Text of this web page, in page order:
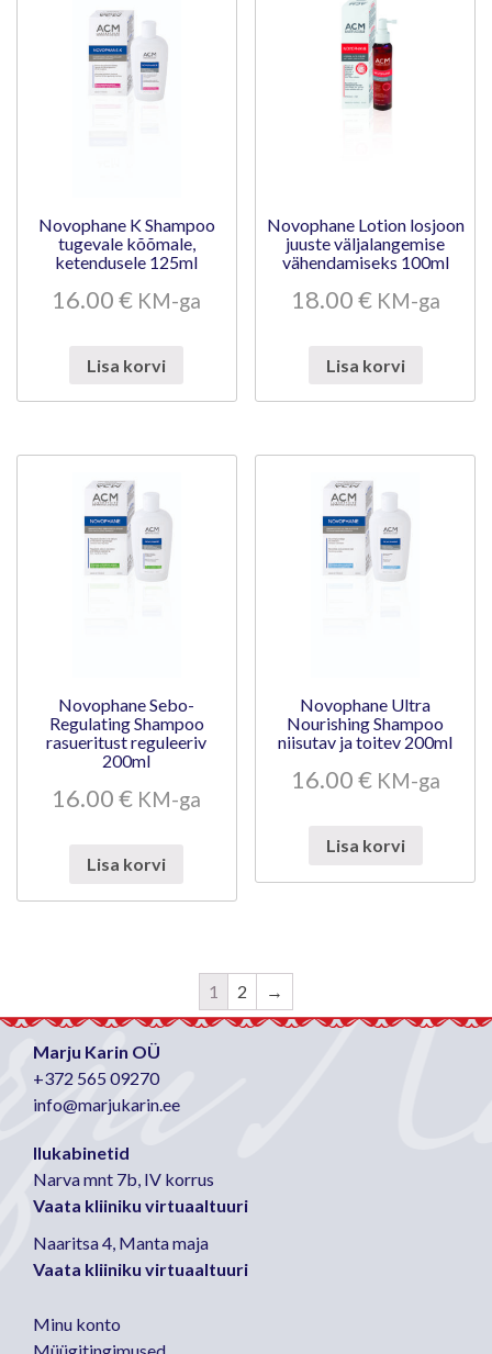
Novophane K Shampoo
tugevale kõõmale,
ketendusele 125ml
16.00€ KM-ga
Lisa korvi
Novophane Lotion losjoon
juuste väljalangemise
vähendamiseks 100ml
18.00€ KM-ga
Lisa korvi
Novophane Sebo-
Regulating Shampoo
rasueritust reguleeriv
200ml
16.00€ KM-ga
Lisa korvi
Novophane Ultra
Nourishing Shampoo
niisutav ja toitev 200ml
16.00€ KM-ga
Lisa korvi
1 2 →
Marju Karin OÜ
+372 565 09270
info@marjukarin.ee
Ilukabinetid
Narva mnt 7b, IV korrus
Vaata kliiniku virtuaaltuuri
Naaritsa 4, Manta maja
Vaata kliiniku virtuaaltuuri
Minu konto